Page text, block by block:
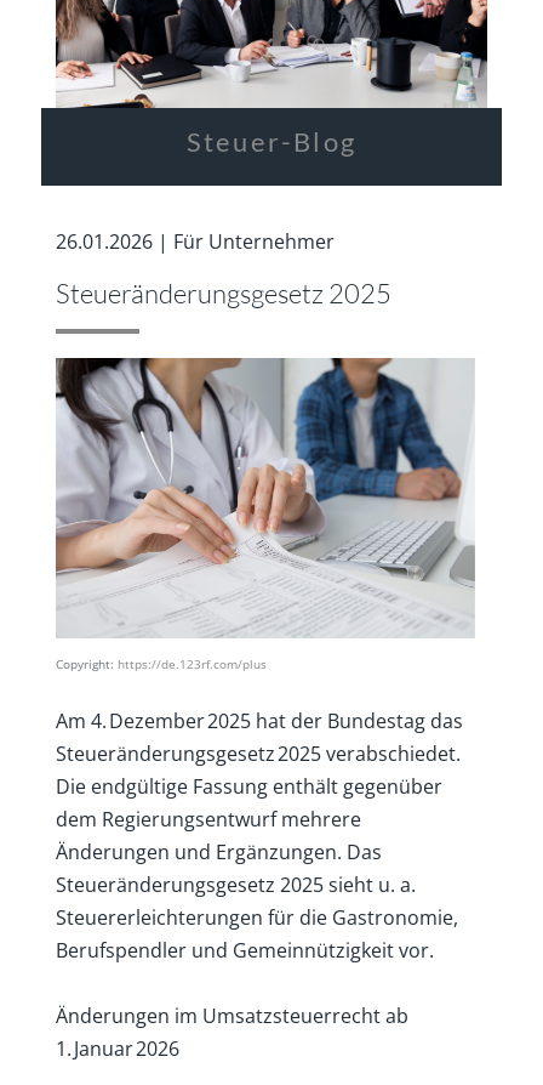
Steuer-Blog
26.01.2026 | Für Unternehmer
Steueränderungsgesetz 2025
Copyright: https://de.123rf.com/plus
Am 4. Dezember 2025 hat der Bundestag das
Steueränderungsgesetz 2025 verabschiedet.
Die endgültige Fassung enthält gegenüber
dem Regierungsentwurf mehrere
Änderungen und Ergänzungen. Das
Steueränderungsgesetz 2025 sieht u. a.
Steuererleichterungen für die Gastronomie,
Berufspendler und Gemeinnützigkeit vor.
Änderungen im Umsatzsteuerrecht ab
1. Januar 2026